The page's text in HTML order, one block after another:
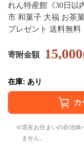
れん特産館《30日以
市 和菓子 大福 お茶
プレゼント 送料無料
寄附金額 15,000
在庫: あり
現在お住まいの自治体
ません。